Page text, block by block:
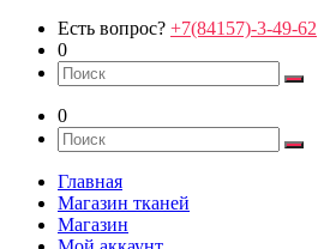
Есть вопрос? +7(84157)-3-49-62
0
0
Главная
Магазин тканей
Магазин